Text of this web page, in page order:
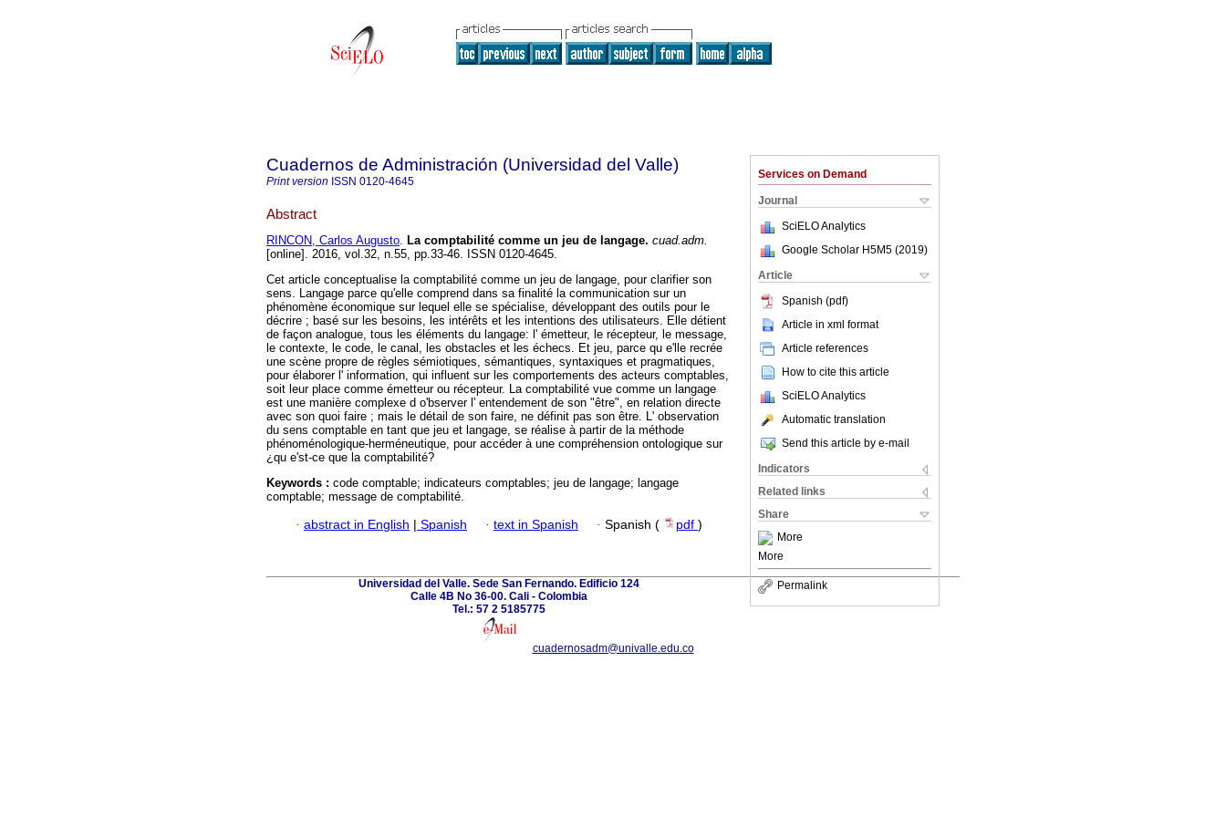
Services on Demand
Journal
SciELO Analytics
Google Scholar H5M5 (2019)
Article
Spanish (pdf)
Article in xml format
Article references
How to cite this article
SciELO Analytics
Automatic translation
Send this article by e-mail
Indicators
Related links
Share
More
More
Permalink
Cuadernos de Administración (Universidad del Valle)
Print version ISSN 0120-4645
Abstract
RINCON, Carlos Augusto. La comptabilité comme un jeu de langage. cuad.adm.
[online]. 2016, vol.32, n.55, pp.33-46. ISSN 0120-4645.
Cet article conceptualise la comptabilité comme un jeu de langage, pour clarifier son
sens. Langage parce qu'elle comprend dans sa finalité la communication sur un
phénomène économique sur lequel elle se spécialise, développant des outils pour le
décrire ; basé sur les besoins, les intérêts et les intentions des utilisateurs. Elle détient
de façon analogue, tous les éléments du langage: l' émetteur, le récepteur, le message,
le contexte, le code, le canal, les obstacles et les échecs. Et jeu, parce qu e'lle recrée
une scène propre de règles sémiotiques, sémantiques, syntaxiques et pragmatiques,
pour élaborer l' information, qui influent sur les comportements des acteurs comptables,
soit leur place comme émetteur ou récepteur. La comptabilité vue comme un langage
est une manière complexe d o'bserver l' entendement de son "être", en relation directe
avec son quoi faire ; mais le détail de son faire, ne définit pas son être. L' observation
du sens comptable en tant que jeu et langage, se réalise à partir de la méthode
phénoménologique-herméneutique, pour accéder à une compréhension ontologique sur
¿qu e'st-ce que la comptabilité?
Keywords : code comptable; indicateurs comptables; jeu de langage; langage
comptable; message de comptabilité.
· abstract in English | Spanish · text in Spanish · Spanish ( pdf )
Universidad del Valle. Sede San Fernando. Edificio 124
Calle 4B No 36-00. Cali - Colombia
Tel.: 57 2 5185775
cuadernosadm@univalle.edu.co